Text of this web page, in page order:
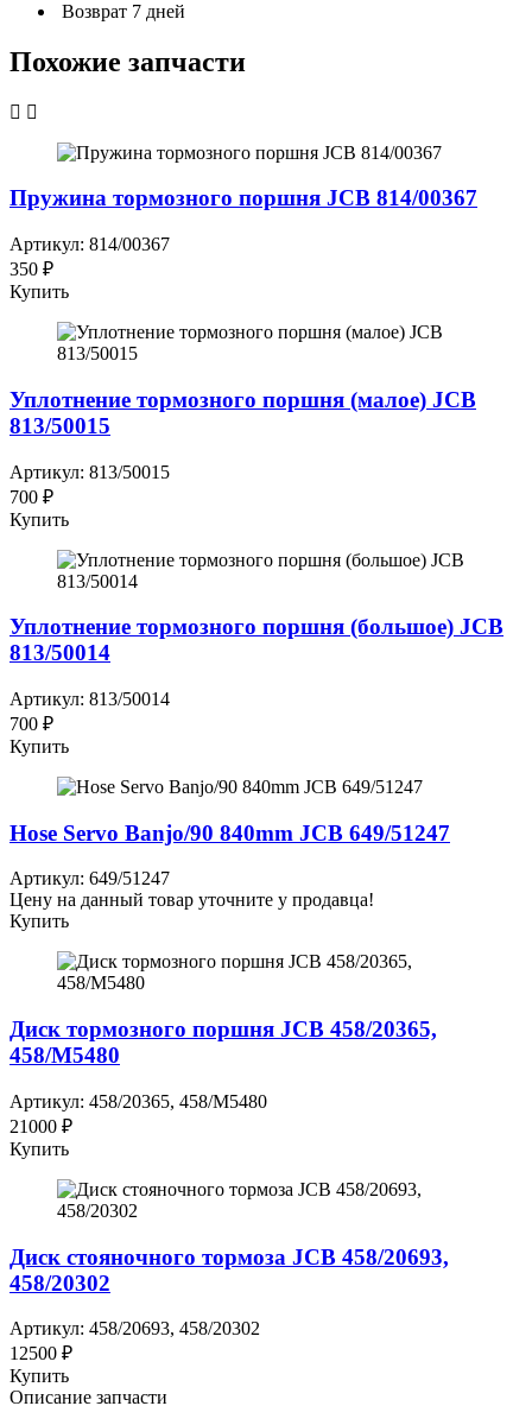
Возврат 7 дней
Похожие запчасти
Пружина тормозного поршня JCB 814/00367
Артикул: 814/00367
350 ₽
Купить
Уплотнение тормозного поршня (малое) JCB
813/50015
Артикул: 813/50015
700 ₽
Купить
Уплотнение тормозного поршня (большое) JCB
813/50014
Артикул: 813/50014
700 ₽
Купить
Hose Servo Banjo/90 840mm JCB 649/51247
Артикул: 649/51247
Цену на данный товар уточните у продавца!
Купить
Диск тормозного поршня JCB 458/20365,
458/M5480
Артикул: 458/20365, 458/M5480
21000 ₽
Купить
Диск стояночного тормоза JCB 458/20693,
458/20302
Артикул: 458/20693, 458/20302
12500 ₽
Купить
Описание запчасти